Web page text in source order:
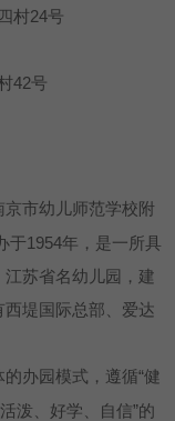
村24号
村42号
市幼儿师范学校附
于1954年，是一所具
苏省名幼儿园，建
堤国际总部、爱达
办园模式，遵循“健
泼、好学、自信”的